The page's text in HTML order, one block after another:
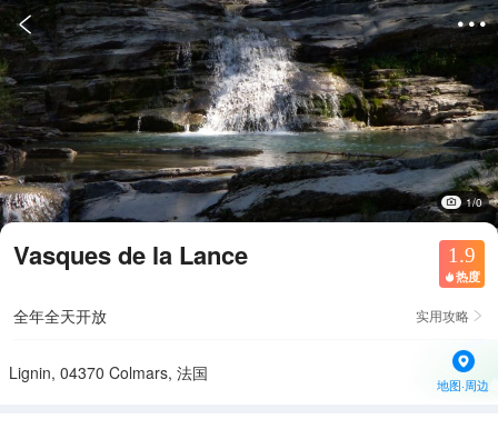
 
1/0
Vasques de la Lance 1.9
 热度
全年全天开放 实用攻略 
Lignin, 04370 Colmars, 法国
地图·周边